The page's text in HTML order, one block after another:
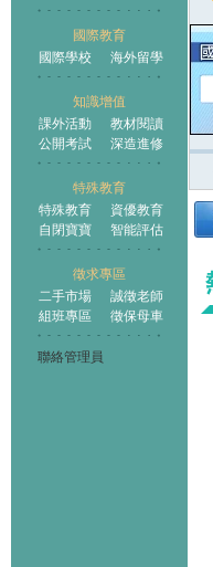
國際教育
國際學校
海外留學
知識增值
課外活動
教材閱讀
公開考試
深造進修
特殊教育
特殊教育
資優教育
自閉寶寶
智能評估
徵求專區
二手市場
誠徵老師
組班專區
徵保母車
聯絡管理員